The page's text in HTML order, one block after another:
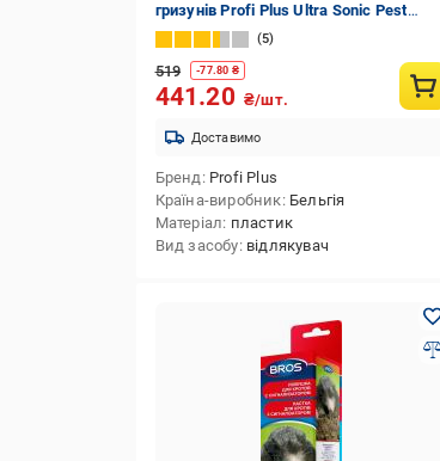
гризунів Profi Plus Ultra Sonic Pest
Control електронний
5
519 -77.80 ₴
441.20 ₴/шт.
Доставимо
Бренд Profi Plus
Країна-виробник Бельгія
Матеріал пластик
Вид засобу відлякувач